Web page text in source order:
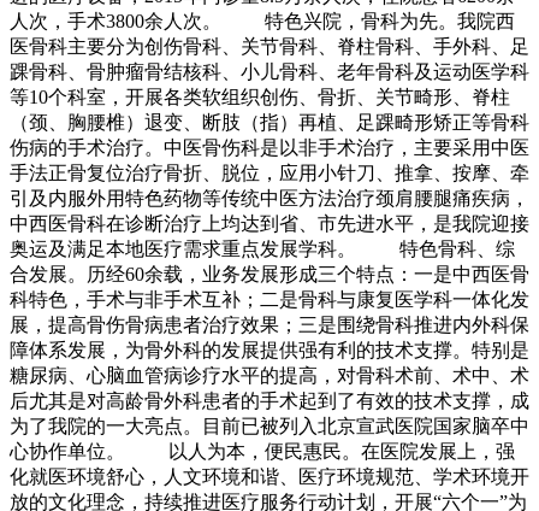
人次，手术3800余人次。 特色兴院，骨科为先。我院西
医骨科主要分为创伤骨科、关节骨科、脊柱骨科、手外科、足
踝骨科、骨肿瘤骨结核科、小儿骨科、老年骨科及运动医学科
等10个科室，开展各类软组织创伤、骨折、关节畸形、脊柱
（颈、胸腰椎）退变、断肢（指）再植、足踝畸形矫正等骨科
伤病的手术治疗。中医骨伤科是以非手术治疗，主要采用中医
手法正骨复位治疗骨折、脱位，应用小针刀、推拿、按摩、牵
引及内服外用特色药物等传统中医方法治疗颈肩腰腿痛疾病，
中西医骨科在诊断治疗上均达到省、市先进水平，是我院迎接
奥运及满足本地医疗需求重点发展学科。 特色骨科、综
合发展。历经60余载，业务发展形成三个特点：一是中西医骨
科特色，手术与非手术互补；二是骨科与康复医学科一体化发
展，提高骨伤骨病患者治疗效果；三是围绕骨科推进内外科保
障体系发展，为骨外科的发展提供强有利的技术支撑。特别是
糖尿病、心脑血管病诊疗水平的提高，对骨科术前、术中、术
后尤其是对高龄骨外科患者的手术起到了有效的技术支撑，成
为了我院的一大亮点。目前已被列入北京宣武医院国家脑卒中
心协作单位。 以人为本，便民惠民。在医院发展上，强
化就医环境舒心，人文环境和谐、医疗环境规范、学术环境开
放的文化理念，持续推进医疗服务行动计划，开展“六个一”为